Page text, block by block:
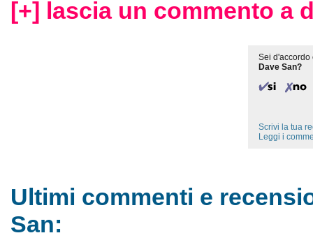
[+] lascia un commento a
Sei d'accordo
Dave San?
Scrivi la tua
Leggi i
Ultimi commenti e
San: